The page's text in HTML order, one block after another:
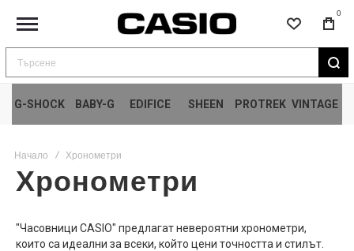
0
Търсене
G-SHOCK
BABY-G EDIFICE SHEEN PROTREK VINTAGE
Начало Хронометри
Хронометри
"Часовници CASIO" предлагат невероятни хронометри,
които са идеални за всеки, който цени точността и стилът.